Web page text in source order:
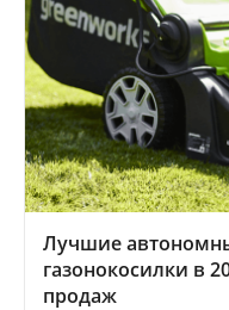
Лучшие
газонокосилки в
продаж